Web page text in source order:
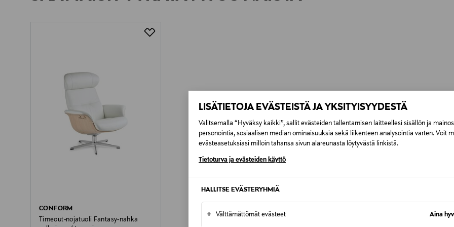
LISÄTIETOJA EVÄSTEISTÄ JA YKSITYISYYDESTÄ
Valitsemalla “Hyväksy kaikki”, sallit evästeiden tallentamisen laitteellesi sisällön ja
personointia, sosiaalisen median ominaisuuksia sekä liikenteen analysointia varten. Voit
evästeasetuksiasi milloin tahansa sivun alareunasta löytyvästä linkistä.
Tietoturva ja evästeiden käyttö
HALLITSE EVÄSTERYHMIÄ
+ Välttämättömät evästeet Aina
CONFORM
Timeout-nojatuoli Fantasy-nahka